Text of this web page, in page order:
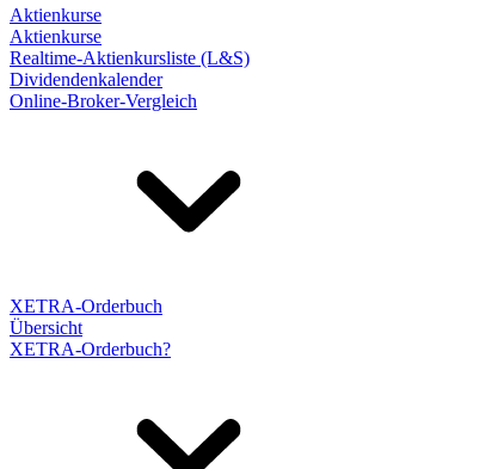
Aktienkurse
Aktienkurse
Realtime-Aktienkursliste (L&S)
Dividendenkalender
Online-Broker-Vergleich
XETRA-Orderbuch
Übersicht
XETRA-Orderbuch?